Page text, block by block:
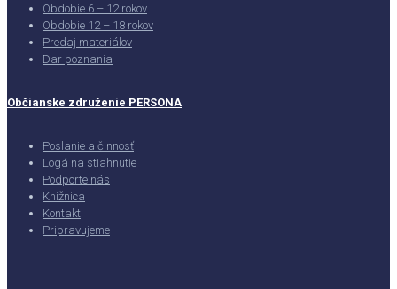
Obdobie 6 – 12 rokov
Obdobie 12 – 18 rokov
Predaj materiálov
Dar poznania
Občianske združenie PERSONA
Poslanie a činnosť
Logá na stiahnutie
Podporte nás
Knižnica
Kontakt
Pripravujeme